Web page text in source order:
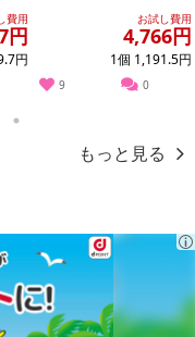
お届けする商品セット
ください。
度]の経過措置期間の終
料の表記が旧表記の場
ください。なお、本理由
品
費用
円
円
トパウチ 1780ml ※商品
お試し費用
4,766円
1個 1,191.5円
9 0
5
もっと見る